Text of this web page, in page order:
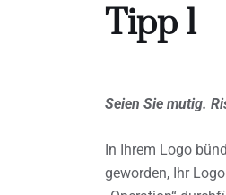
Tipp 1
Seien Sie mutig.
In Ihrem Logo
geworden, Ihr